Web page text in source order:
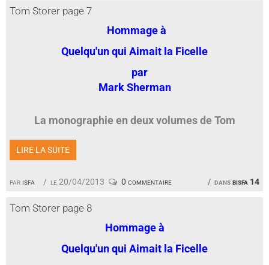
Tom Storer page 7
par isfa le 20/04/2013 dansbisfa 14
0 commentaire
Hommage à
Quelqu'un qui Aimait la Ficelle
par
Mark Sherman
La monographie en deux volumes de Tom
LIRE LA SUITE
Tom Storer page 8
Hommage à
Quelqu'un qui Aimait la Ficelle